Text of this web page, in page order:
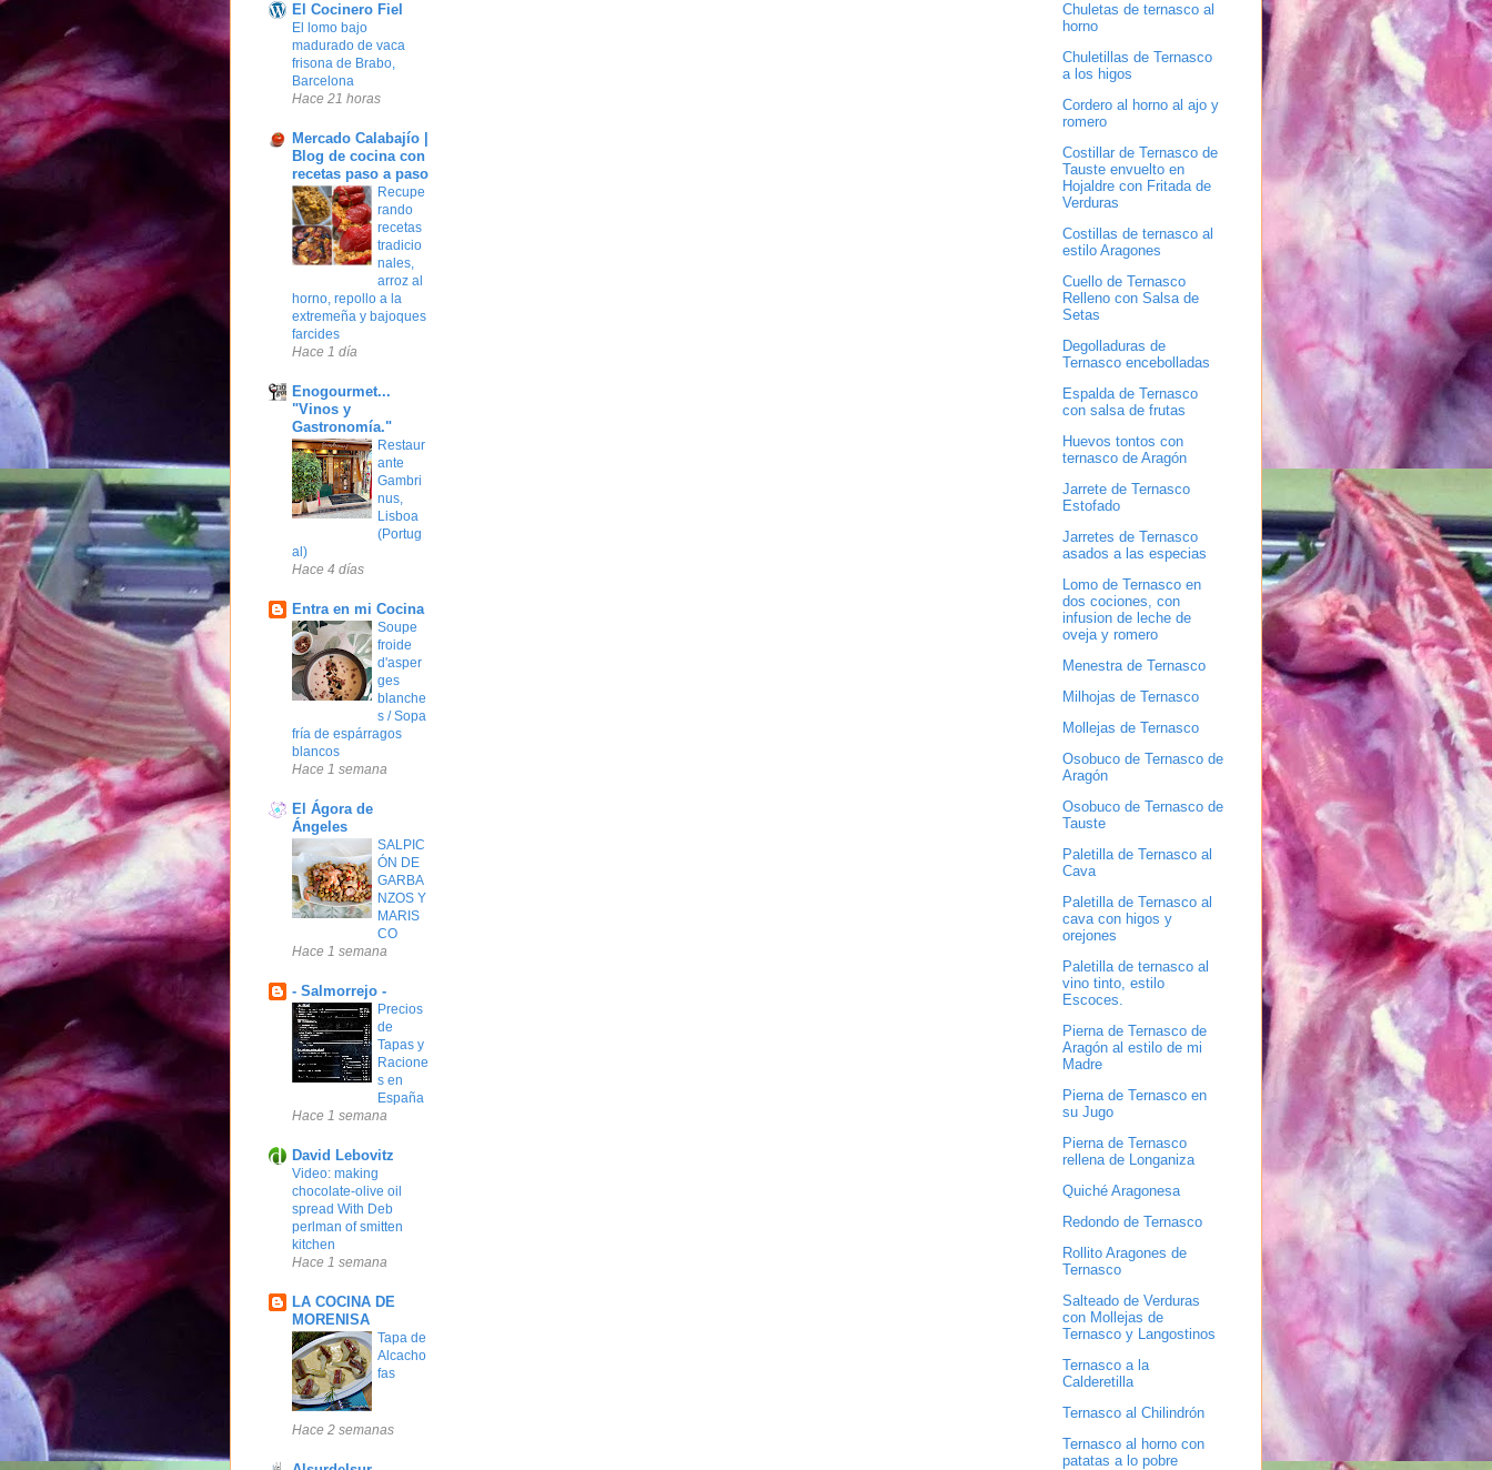
El Cocinero Fiel
El lomo bajo
madurado de vaca
frisona de Brabo,
Barcelona
Hace 21 horas
Mercado Calabajío |
Blog de cocina con
recetas paso a paso
Recupe
rando
recetas
tradicio
nales,
arroz al
horno, repollo a la
extremeña y bajoques
farcides
Hace 1 día
Enogourmet...
"Vinos y
Gastronomía."
Restaur
ante
Gambri
nus,
Lisboa
(Portug
al)
Hace 4 días
Entra en mi Cocina
Soupe
froide
d'asper
ges
blanche
s / Sopa
fría de espárragos
blancos
Hace 1 semana
El Ágora de
Ángeles
SALPIC
ÓN DE
GARBA
NZOS Y
MARIS
CO
Hace 1 semana
- Salmorrejo -
Precios
de
Tapas y
Racione
s en
España
Hace 1 semana
David Lebovitz
Video: making
chocolate-olive oil
spread With Deb
perlman of smitten
kitchen
Hace 1 semana
LA COCINA DE
MORENISA
Tapa de
Alcacho
fas
Hace 2 semanas
Chuletas de ternasco al
horno
Chuletillas de Ternasco
a los higos
Cordero al horno al ajo y
romero
Costillar de Ternasco de
Tauste envuelto en
Hojaldre con Fritada de
Verduras
Costillas de ternasco al
estilo Aragones
Cuello de Ternasco
Relleno con Salsa de
Setas
Degolladuras de
Ternasco encebolladas
Espalda de Ternasco
con salsa de frutas
Huevos tontos con
ternasco de Aragón
Jarrete de Ternasco
Estofado
Jarretes de Ternasco
asados a las especias
Lomo de Ternasco en
dos cociones, con
infusion de leche de
oveja y romero
Menestra de Ternasco
Milhojas de Ternasco
Mollejas de Ternasco
Osobuco de Ternasco de
Aragón
Osobuco de Ternasco de
Tauste
Paletilla de Ternasco al
Cava
Paletilla de Ternasco al
cava con higos y
orejones
Paletilla de ternasco al
vino tinto, estilo
Escoces.
Pierna de Ternasco de
Aragón al estilo de mi
Madre
Pierna de Ternasco en
su Jugo
Pierna de Ternasco
rellena de Longaniza
Quiché Aragonesa
Redondo de Ternasco
Rollito Aragones de
Ternasco
Salteado de Verduras
con Mollejas de
Ternasco y Langostinos
Ternasco a la
Calderetilla
Ternasco al Chilindrón
Ternasco al horno con
patatas a lo pobre